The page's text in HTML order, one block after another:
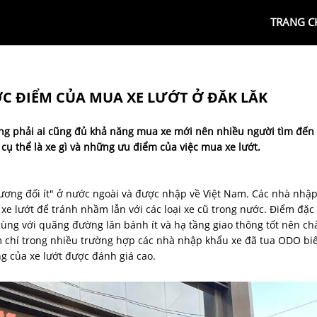
TRANG
ĐIỂM CỦA MUA XE LƯỚT Ở ĐĂK LĂK
phải ai cũng đủ khả năng mua xe mới nên nhiều người tìm đến
thể là xe gì và những ưu điểm của việc mua xe lướt.
đối ít" ở nước ngoài và được nhập về Việt Nam. Các nhà nhập
lướt để tránh nhầm lẫn với các loại xe cũ trong nước. Điểm đặc
với quãng đường lăn bánh ít và hạ tầng giao thông tốt nên
trong nhiều trường hợp các nhà nhập khẩu xe đã tua ODO
của xe lướt được đánh giá cao.